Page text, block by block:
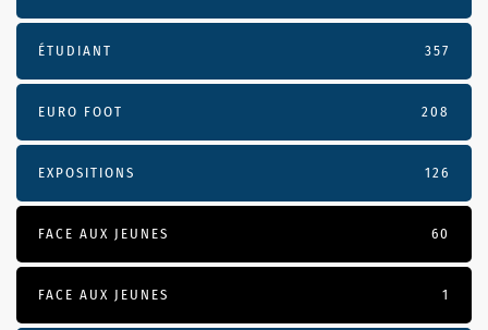
ÉTUDIANT 357
EURO FOOT 208
EXPOSITIONS 126
FACE AUX JEUNES 60
FACE AUX JEUNES 1